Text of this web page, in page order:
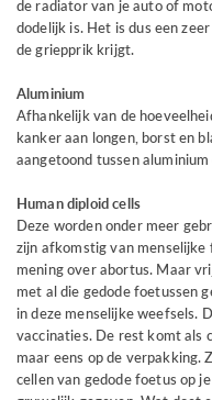
de radiator van je auto of
dodelijk is. Het is dus een
de griepprik krijgt.
Aluminium
Afhankelijk van de
kanker aan longen, borst en
aangetoond tussen
Human diploid cells
Deze worden onder meer
zijn afkomstig van menselijke
mening over abortus. Maar
met al die gedode foetussen
in deze menselijke weefsels.
vaccinaties. De rest komt als
maar eens op de verpakking.
cellen van gedode foetus op